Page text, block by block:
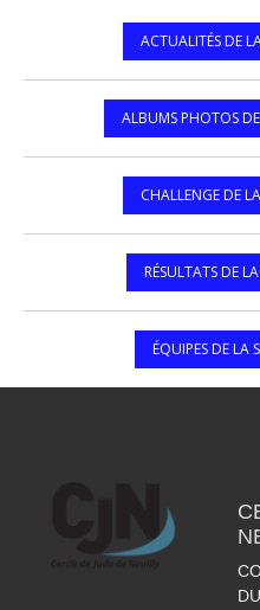
ACTUALITÉS DE
ALBUMS PHOTOS
CHALLENGE DE
RÉSULTATS DE
ÉQUIPES DE